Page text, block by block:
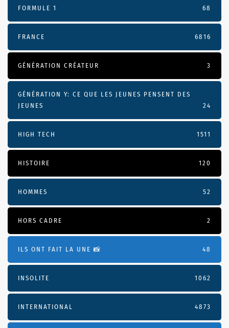
FORMULE 1 68
FRANCE 6816
GÉNÉRATION CRÉATEUR 3
GÉNÉRATION Y: CE QUE LES JEUNES PENSENT DES
JEUNES
24
HIGH TECH 1511
HISTOIRE 120
HOMMES 52
HORS CADRE 2
ILS ONT FAIT LA UNE 📸 48
INSOLITE 1062
INTERNATIONAL 4873